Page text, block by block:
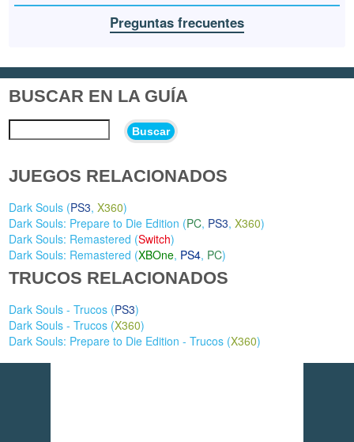
Preguntas frecuentes
BUSCAR EN LA GUÍA
Buscar
JUEGOS RELACIONADOS
Dark Souls (PS3,X360)
Dark Souls: Prepare to Die Edition (PC, PS3,X360)
Dark Souls: Remastered (Switch)
Dark Souls: Remastered (XBOne, PS4, PC)
TRUCOS RELACIONADOS
Dark Souls - Trucos (PS3)
Dark Souls - Trucos (X360)
Dark Souls: Prepare to Die Edition - Trucos (X360)